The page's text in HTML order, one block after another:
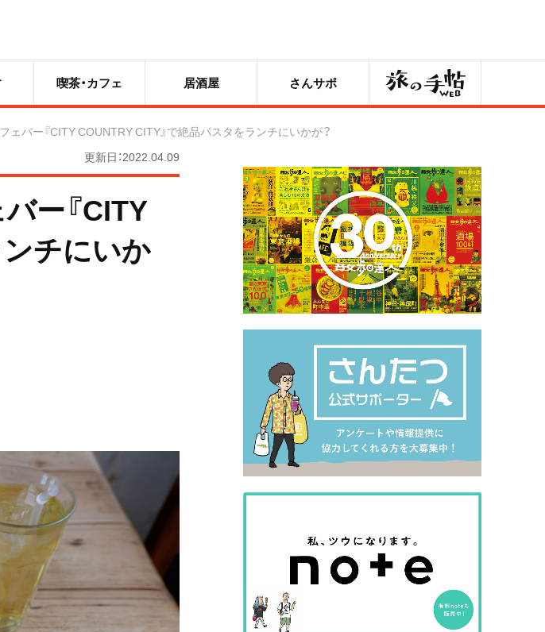
喫茶・カフェ 居酒屋 さんサポ 旅の手帖
バー『CITY COUNTRY CITY』で絶品パスタをランチにいかが？
更新日：2022.04.09
ー『CITY
チにいか